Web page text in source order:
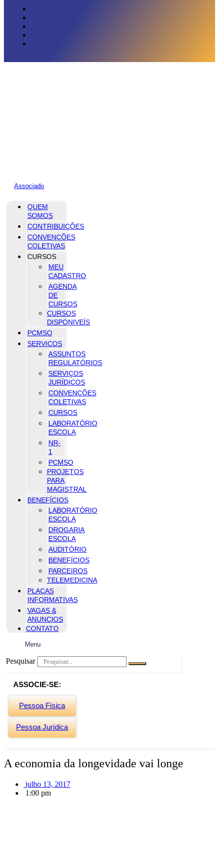
Associado
QUEM
SOMOS
CONTRIBUIÇÕES
CONVENÇÕES
COLETIVAS
CURSOS
MEU
CADASTRO
AGENDA
DE
CURSOS
CURSOS
DISPONIVEÍS
PCMSO
SERVICOS
ASSUNTOS
REGULATÓRIOS
SERVIÇOS
JURÍDICOS
CONVENÇÕES
COLETIVAS
CURSOS
LABORATÓRIO
ESCOLA
NR-
1
PCMSO
PROJETOS
PARA
MAGISTRAL
BENEFÍCIOS
LABORATÓRIO
ESCOLA
DROGARIA
ESCOLA
AUDITÓRIO
BENEFÍCIOS
PARCEIROS
TELEMEDICINA
PLACAS
INFORMATIVAS
VAGAS &
ANUNCIOS
CONTATO
Menu
Pesquisar
ASSOCIE-SE:
Pessoa Física
Pessoa Jurídica
A economia da longevidade vai longe
julho 13, 2017
1:00 pm